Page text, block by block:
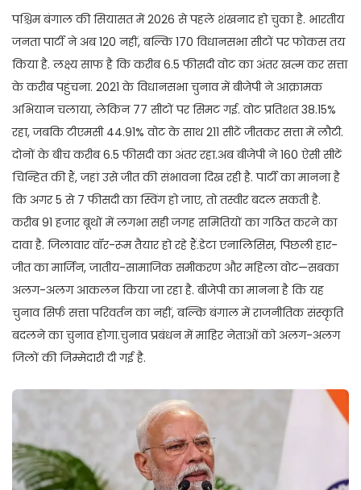
पश्चिम बंगाल की सियासत में 2026 से पहले शंखनाद हो चुका है. भारतीय
जनता पार्टी ने अब 120 नहीं, बल्कि 170 विधानसभा सीटों पर फोकस तय
किया है. लक्ष्य साफ है कि करीब 6.5 फीसदी वोट का अंतर खत्म कर सत्ता
के करीब पहुंचना. 2021 के विधानसभा चुनाव में बीजेपी ने आक्रामक
अभियान चलाया, लेकिन 77 सीटों पर सिमट गई. वोट प्रतिशत 38.15%
रहा, जबकि टीएमसी 44.91% वोट के साथ 211 सीटें जीतकर सत्ता में लौटी.
दोनों के बीच करीब 6.5 फीसदी का अंतर रहा.अब बीजेपी ने 160 ऐसी सीटें
चिन्हित की हैं, जहां उसे जीत की संभावना दिख रही है. पार्टी का मानना है
कि अगर 5 से 7 फीसदी का स्विंग हो जाए, तो तस्वीर बदल सकती है.
करीब 91 हजार बूथों में लगभा सही जगह समितियों का गठित करने का
दावा है. जिलावार वॉर-रूम तैयार हो रहे हैं.डेटा एनालिसिस, पिछली हार-
जीत का मार्जिन, जातीय-सामाजिक समीकरण और महिला वोट—सबका
अलग-अलग आकलन किया जा रहा है. बीजेपी का मानना है कि यह
चुनाव सिर्फ सत्ता परिवर्तन का नहीं, बल्कि बंगाल में राजनीतिक संस्कृति
बदलने का चुनाव होगा.चुनाव प्रबंधन में माहिर नेताओं को अलग-अलग
जिलों की जिम्मेदारी दी गई है.